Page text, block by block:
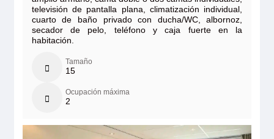
televisión de pantalla plana, climatización individual,
cuarto de baño privado con ducha/WC, albornoz,
secador de pelo, teléfono y caja fuerte en la
habitación.
Tamaño
15
Ocupación máxima
2